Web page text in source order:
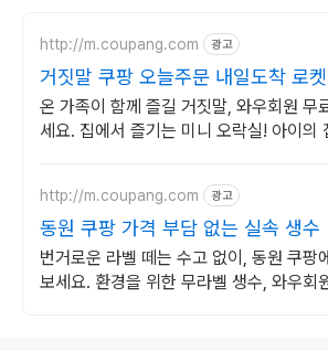
http://m.coupang.com 광고
거짓말 쿠팡 오늘주문 내일도착 로
온 가족이 함께 즐길 거짓말, 와우회원 무
세요. 집에서 즐기는 미니 오락실! 아이의
http://m.coupang.com 광고
동원 쿠팡 가격 부담 없는 실속 생수
번거로운 라벨 떼는 수고 없이, 동원 쿠팡
보세요. 환경을 위한 무라벨 생수, 와우회